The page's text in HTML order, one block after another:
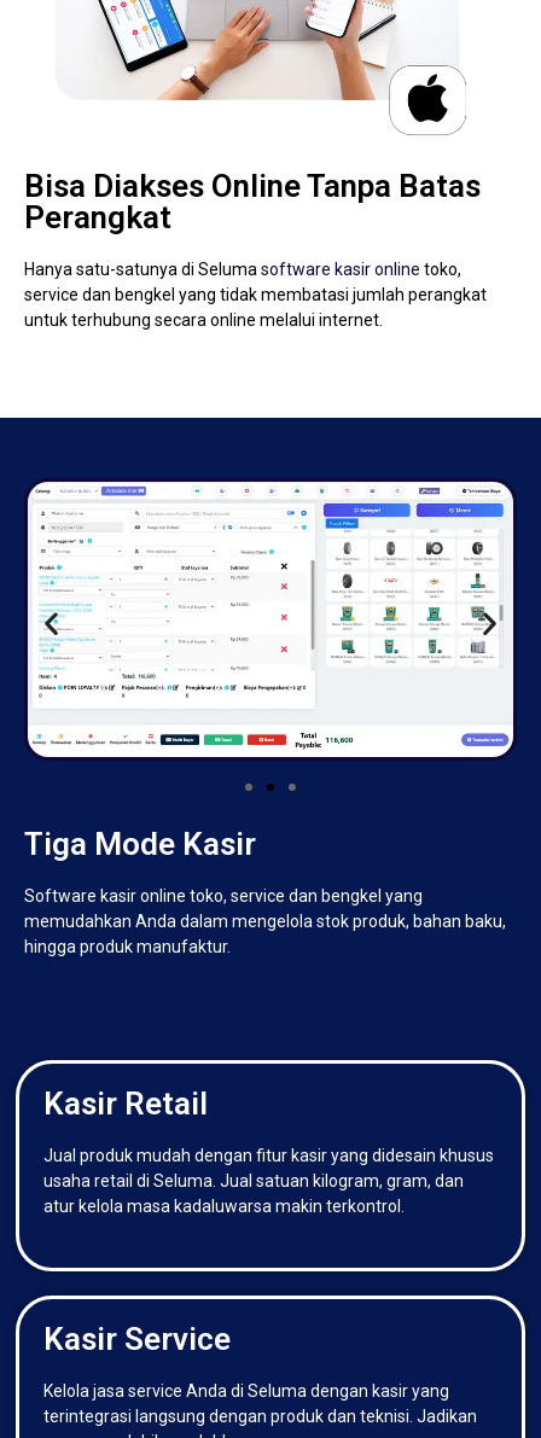
Bisa Diakses Online Tanpa Batas
Perangkat
Hanya satu-satunya di Selumasoftware kasir online toko,
service dan bengkel yang tidak membatasi jumlah perangkat
untuk terhubung secara online melalui internet.
Tiga Mode Kasir
Software kasir online toko, service dan bengkel yang
memudahkan Anda dalam mengelola stok produk, bahan baku,
hingga produk manufaktur.
Kasir Retail
Jual produk mudah dengan fitur kasir yang didesain khusus
usaha retail di Seluma. Jual satuan kilogram, gram, dan
atur kelola masa kadaluwarsa makin terkontrol.
Kasir Service
Kelola jasa service Anda di Seluma dengan kasir yang
terintegrasi langsung dengan produk dan teknisi. Jadikan